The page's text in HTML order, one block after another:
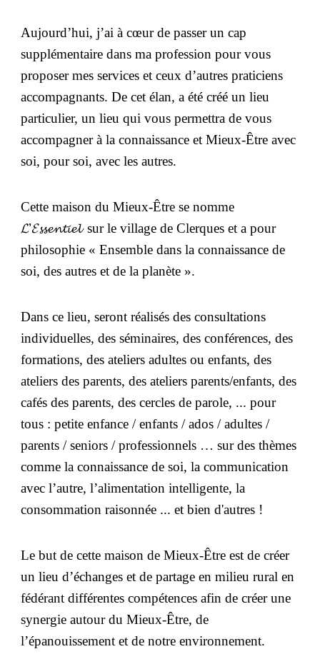
Aujourd’hui, j’ai à cœur de passer un cap
supplémentaire dans ma profession pour vous
proposer mes services et ceux d’autres praticiens
accompagnants. De cet élan, a été créé un lieu
particulier, un lieu qui vous permettra de vous
accompagner à la connaissance et Mieux-Être avec
soi, pour soi, avec les autres.
Cette maison du Mieux-Être se nomme
𝓛’𝓔𝓼𝓼𝓮𝓷𝓽𝓲𝓮𝓵 sur le village de Clerques et a pour
philosophie « Ensemble dans la connaissance de
soi, des autres et de la planète ».
Dans ce lieu, seront réalisés des consultations
individuelles, des séminaires, des conférences, des
formations, des ateliers adultes ou enfants, des
ateliers des parents, des ateliers parents/enfants, des
cafés des parents, des cercles de parole, ... pour
tous : petite enfance / enfants / ados / adultes /
parents / seniors / professionnels … sur des thèmes
comme la connaissance de soi, la communication
avec l’autre, l’alimentation intelligente, la
consommation raisonnée ... et bien d'autres !
Le but de cette maison de Mieux-Être est de créer
un lieu d’échanges et de partage en milieu rural en
fédérant différentes compétences afin de créer une
synergie autour du Mieux-Être, de
l’épanouissement et de notre environnement.